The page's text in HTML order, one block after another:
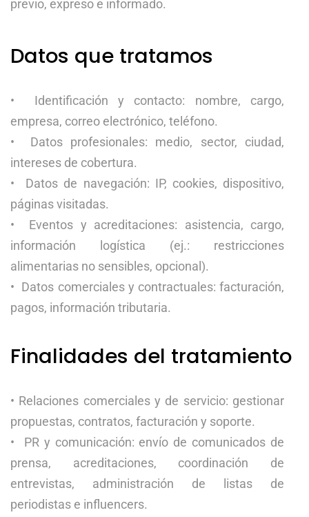
previo, expreso e informado.
Datos que tratamos
• Identificación y contacto: nombre, cargo,
empresa, correo electrónico, teléfono.
• Datos profesionales: medio, sector, ciudad,
intereses de cobertura.
• Datos de navegación: IP, cookies, dispositivo,
páginas visitadas.
• Eventos y acreditaciones: asistencia, cargo,
información logística (ej.: restricciones
alimentarias no sensibles, opcional).
• Datos comerciales y contractuales: facturación,
pagos, información tributaria.
Finalidades del tratamiento
• Relaciones comerciales y de servicio: gestionar
propuestas, contratos, facturación y soporte.
• PR y comunicación: envío de comunicados de
prensa, acreditaciones, coordinación de
entrevistas, administración de listas de
periodistas e influencers.